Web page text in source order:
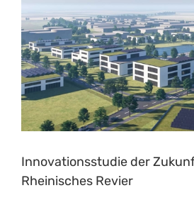
Innovationsstudie der
Rheinisches Revier